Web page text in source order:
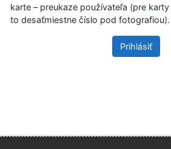
karte – preukaze používateľa (pre
to desaťmiestne číslo pod fotografiou).
Prihlásiť